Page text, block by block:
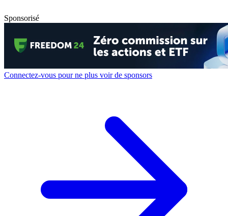
Sponsorisé
Connectez-vous pour ne plus voir de sponsors